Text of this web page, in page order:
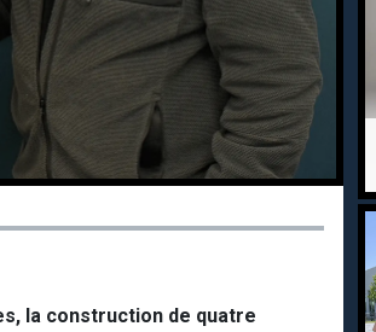
la construction de quatre